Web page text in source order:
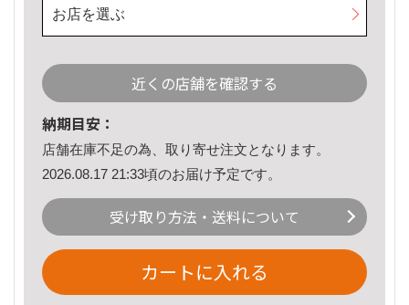
お店を選ぶ
近くの店舗を確認する
納期目安：
店舗在庫不足の為、取り寄せ注文となります。
2026.08.17 21:33頃のお届け予定です。
受け取り方法・送料について
カートに入れる